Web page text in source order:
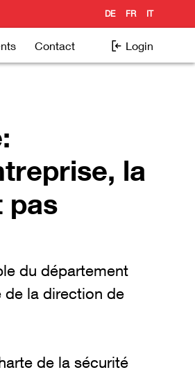
DE FR IT
Contact Login
la
pas
du département
de la direction de
de la sécurité